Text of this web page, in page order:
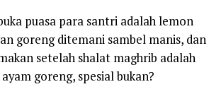
puasa para santri adalah lemon
goreng ditemani sambel manis, dan
setelah shalat maghrib adalah
goreng, spesial bukan?